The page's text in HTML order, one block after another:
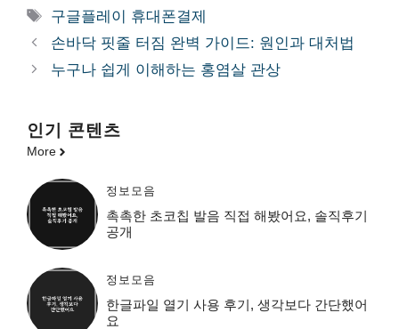
테
리
태
그
구글플레이 휴대폰결제
손바닥 핏줄 터짐 완벽 가이드: 원인과 대처법
누구나 쉽게 이해하는 홍염살 관상
인기 콘텐츠
More
정보모음
촉촉한 초코칩 발음 직접 해봤어요, 솔직후기
공개
정보모음
한글파일 열기 사용 후기, 생각보다 간단했어
요